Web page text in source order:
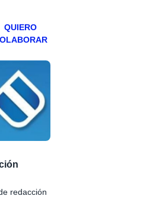
QUIERO
redacción